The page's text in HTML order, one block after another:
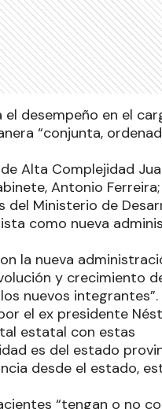
desempeño en el
“conjunta,
Alta Complejidad
Antonio Ferreira;
del Ministerio de
como nueva
la nueva
y crecimiento
nuevos integrantes”.
el ex presidente
estatal con estas
es del estado
desde el estado,
“tengan o no